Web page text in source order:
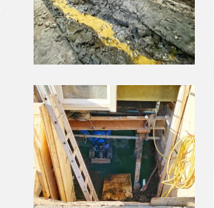
(foto
website)
10210317
Brouwersgracht
29
Amsterdam
(10)
(foto